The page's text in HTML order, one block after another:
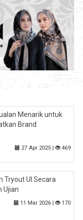
Menarik untuk
Brand
27 Apr 2025 | 469
Tryout UI Secara
Ujian
11 Mar 2026 | 170